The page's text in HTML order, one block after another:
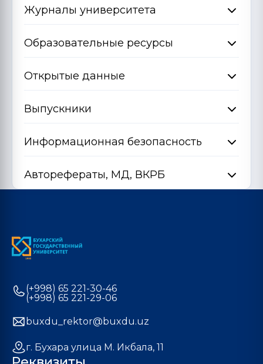
Журналы университета
Образовательные ресурсы
Открытые данные
Выпускники
Информационная безопасность
Авторефераты, МД, ВКРБ
(+998) 65 221-30-46
(+998) 65 221-29-06
buxdu_rektor@buxdu.uz
г. Бухара улица М. Икбала, 11